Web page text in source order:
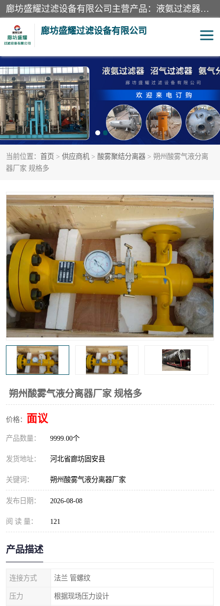
廊坊盛耀过滤设备有限公司主营产品：液氨过滤器、沼气过滤器、氨气分离器、二氧化碳过滤器、过滤器、液氨氨气过滤器、天然气过滤器、管道过滤器、*过滤器、液氨除油除水过滤器、氨气除油除水过滤器、焦炉煤气除焦油过滤器等。
廊坊盛耀过滤设备有限公司
当前位置： 首页 > 供应商机 > 酸雾聚结分离器 > 朔州酸雾气液分离
器厂家 规格多
朔州酸雾气液分离器厂家 规格多
价格： 面议
产品数量： 9999.00个
发货地址： 河北省廊坊固安县
关键词： 朔州酸雾气液分离器厂家
发布日期： 2026-08-08
阅 读 量： 121
产品描述
连接方式 法兰 管螺纹
压力 根据现场压力设计
二氧化碳过滤器 过滤器
液氨氨气过滤器 沼气过滤器
天然气过滤器 管道过滤器
甲醇过滤器 液氨除油除水过滤器
硝酸尾气分离器 酸雾聚结分离器
高炉煤气过滤器 替代进口过滤器
化工盐酸气聚结器 耐腐蚀除雾器滤芯